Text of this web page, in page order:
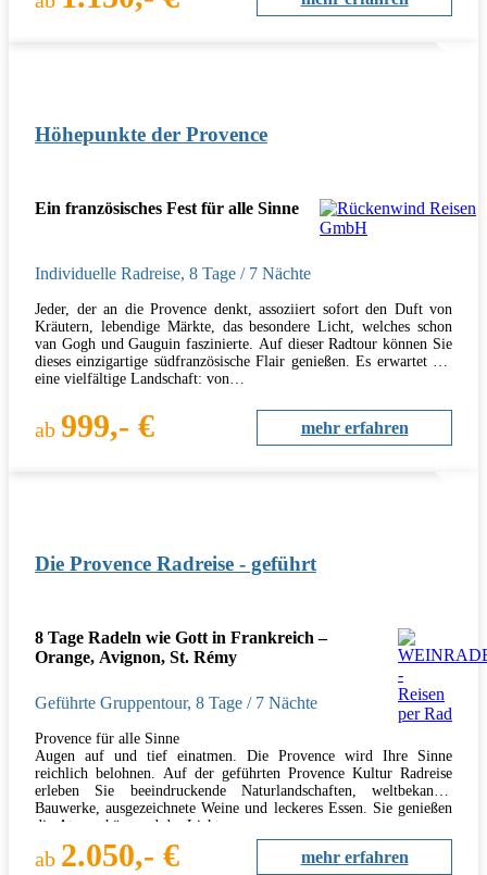
Höhepunkte der Provence
Ein französisches Fest für alle Sinne
Individuelle Radreise, 8 Tage / 7 Nächte
Jeder, der an die Provence denkt, assoziiert sofort den Duft von
Kräutern, lebendige Märkte, das besondere Licht, welches schon
van Gogh und Gauguin faszinierte. Auf dieser Radtour können Sie
dieses einzigartige südfranzösische Flair genießen. Es erwartet Sie
eine vielfältige Landschaft: von…
ab 999,- € mehr erfahren
Die Provence Radreise - geführt
8 Tage Radeln wie Gott in Frankreich –
Orange, Avignon, St. Rémy
Geführte Gruppentour, 8 Tage / 7 Nächte
Provence für alle Sinne
Augen auf und tief einatmen. Die Provence wird Ihre Sinne
reichlich belohnen. Auf der geführten Provence Kultur Radreise
erleben Sie beeindruckende Naturlandschaften, weltbekannte
Bauwerke, ausgezeichnete Weine und leckeres Essen. Sie genießen
die Atmosphäre und das Licht…
ab 2.050,- € mehr erfahren